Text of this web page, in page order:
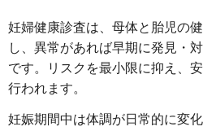
妊婦健康診査は、母体と胎児の
し、異常があれば早期に発見・
です。リスクを最小限に抑え、
行われます。
妊娠期間中は体調が日常的に変